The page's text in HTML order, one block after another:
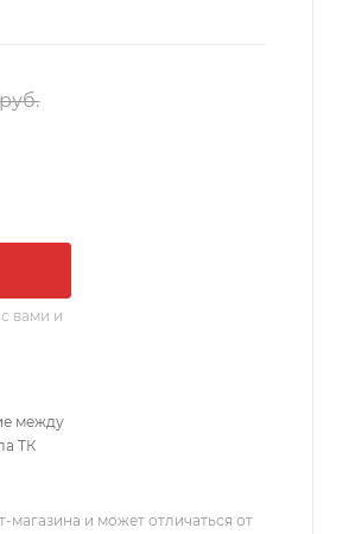
вами и
между
ТК
магазина и может отличаться от